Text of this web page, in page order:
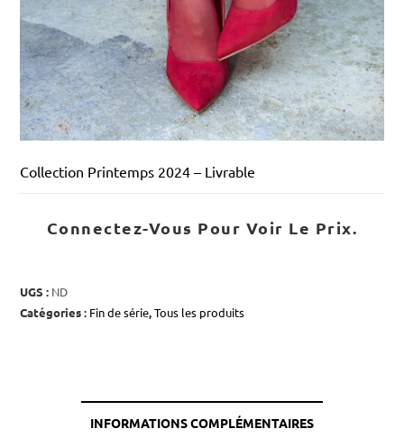
Collection Printemps 2024 – Livrable
Connectez-Vous Pour Voir Le Prix.
UGS : ND
Catégories : Fin de série,Tous les produits
INFORMATIONS COMPLÉMENTAIRES